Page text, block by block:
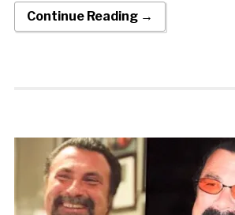
Continue Reading →